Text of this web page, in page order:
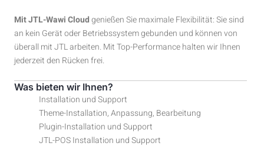
Mit JTL-Wawi Cloudgenießen Sie maximale Flexibilität: Sie sind
an kein Gerät oder Betriebssystem gebunden und können von
überall mit JTL arbeiten. Mit Top-Performance halten wir Ihnen
jederzeit den Rücken frei.
Was bieten wir Ihnen?
Installation und Support
Theme-Installation, Anpassung, Bearbeitung
Plugin-Installation und Support
JTL-POS Installation und Support